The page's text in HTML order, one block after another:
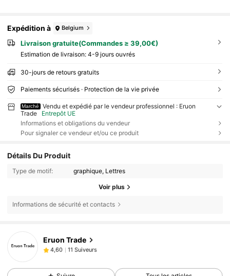
Expédition à Belgium
Livraison gratuite(Commandes ≥ 39,00€)
Estimation de livraison: 4-9 jours ouvrés
30-jours de retours gratuits
Paiements sécurisés · Protection de la vie privée
Marché
Vendu et expédié par le vendeur professionnel : Eruon
Trade
Entrepôt UE
Informations et obligations du vendeur
Pour signaler ce vendeur et/ou ce produit
Détails Du Produit
Type de motif: graphique, Lettres
Voir plus
Informations de sécurité et contacts
Eruon Trade
4,60
11 Suiveurs
c***aest en train de naviguer